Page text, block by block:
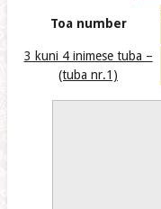
Toa number
3 kuni 4 inimese tuba –
(tuba nr.1)